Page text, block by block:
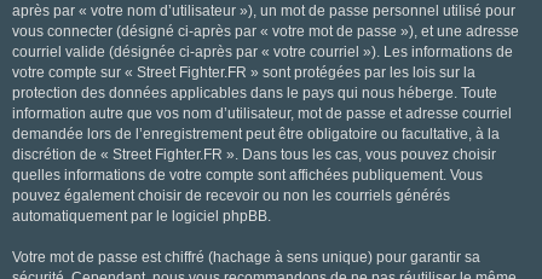
après par « votre nom d’utilisateur »), un mot de passe personnel utilisé pour
vous connecter (désigné ci-après par « votre mot de passe »), et une adresse
courriel valide (désignée ci-après par « votre courriel »). Les informations de
votre compte sur « Street Fighter.FR » sont protégées par les lois sur la
protection des données applicables dans le pays qui nous héberge. Toute
information autre que vos nom d’utilisateur, mot de passe et adresse courriel
demandée lors de l’enregistrement peut être obligatoire ou facultative, à la
discrétion de « Street Fighter.FR ». Dans tous les cas, vous pouvez choisir
quelles informations de votre compte sont affichées publiquement. Vous
pouvez également choisir de recevoir ou non les courriels générés
automatiquement par le logiciel phpBB.
Votre mot de passe est chiffré (hachage à sens unique) pour garantir sa